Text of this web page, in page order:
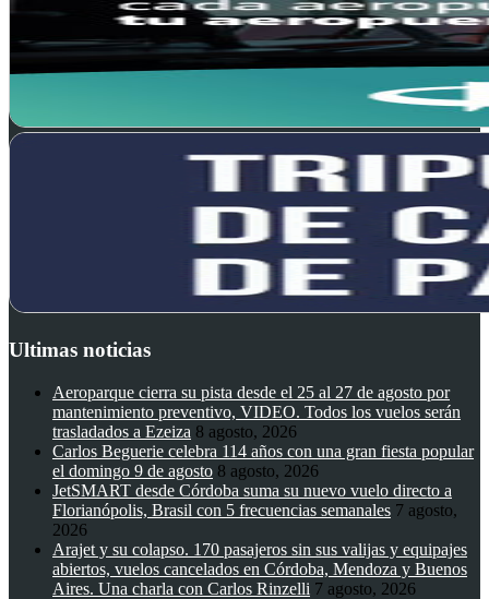
Ultimas noticias
Aeroparque cierra su pista desde el 25 al 27 de agosto por
mantenimiento preventivo, VIDEO. Todos los vuelos serán
trasladados a Ezeiza 8 agosto, 2026
Carlos Beguerie celebra 114 años con una gran fiesta popular
el domingo 9 de agosto 8 agosto, 2026
JetSMART desde Córdoba suma su nuevo vuelo directo a
Florianópolis, Brasil con 5 frecuencias semanales 7 agosto,
2026
Arajet y su colapso. 170 pasajeros sin sus valijas y equipajes
abiertos, vuelos cancelados en Córdoba, Mendoza y Buenos
Aires. Una charla con Carlos Rinzelli 7 agosto, 2026